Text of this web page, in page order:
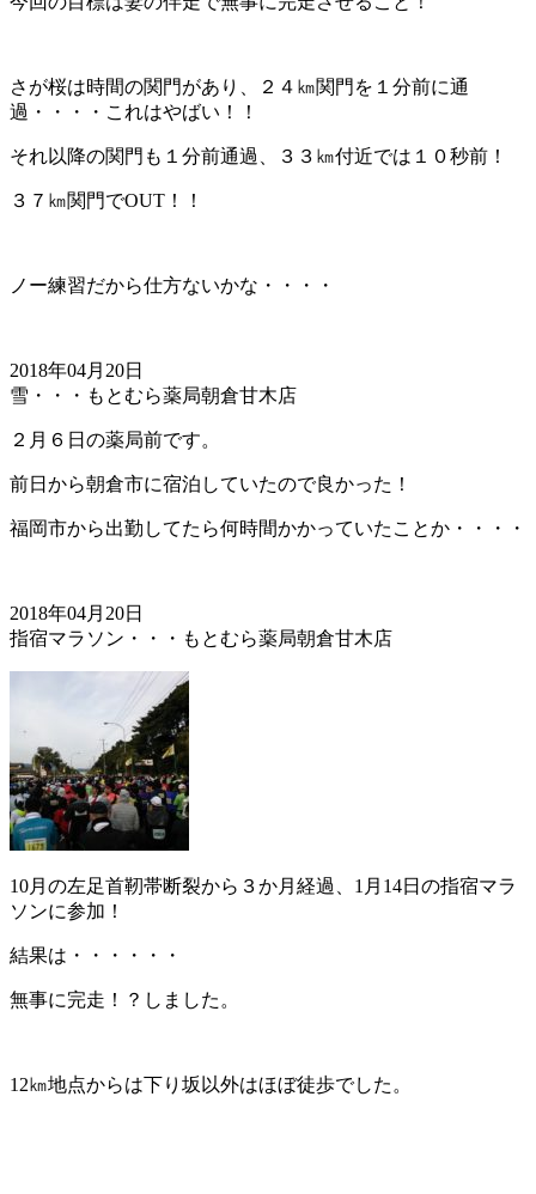
さが桜は時間の関門があり、２４㎞関門を１分前に通
過・・・・これはやばい！！
それ以降の関門も１分前通過、３３㎞付近では１０秒前！
３７㎞関門でOUT！！
ノー練習だから仕方ないかな・・・・
2018年04月20日
雪・・・もとむら薬局朝倉甘木店
２月６日の薬局前です。
前日から朝倉市に宿泊していたので良かった！
福岡市から出勤してたら何時間かかっていたことか・・・・
2018年04月20日
指宿マラソン・・・もとむら薬局朝倉甘木店
10月の左足首靭帯断裂から３か月経過、1月14日の指宿マラ
ソンに参加！
結果は・・・・・・
無事に完走！？しました。
12㎞地点からは下り坂以外はほぼ徒歩でした。